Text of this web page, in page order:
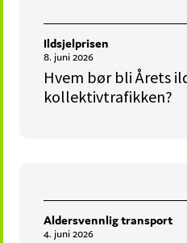
Ildsjelprisen
8. juni 2026
Hvem bør bli Årets
kollektivtrafikken?
Aldersvennlig transport
4. juni 2026